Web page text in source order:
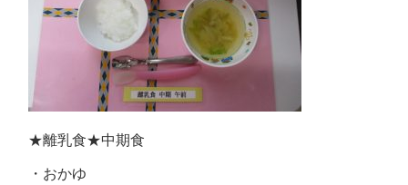
★離乳食★中期食
・おかゆ